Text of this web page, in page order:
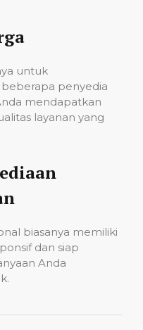
untuk
penyedia
mendapatkan
layanan yang
biasanya memiliki
dan siap
Anda